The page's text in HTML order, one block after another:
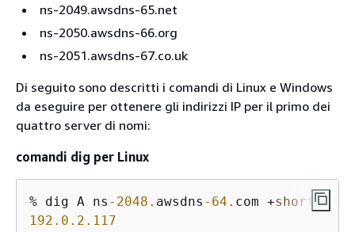
ns-2049.awsdns-65.net
ns-2050.awsdns-66.org
ns-2051.awsdns-67.co.uk
Di seguito sono descritti i comandi di Linux e Windows
da eseguire per ottenere gli indirizzi IP per il primo dei
quattro server di nomi:
comandi dig per Linux
% dig A ns -2048. awsdns -64. com +short
192.0 .2 .117